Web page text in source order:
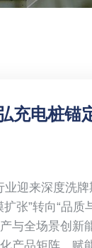
充电桩锚
迎来深度洗
张”转向“品
与全场景创